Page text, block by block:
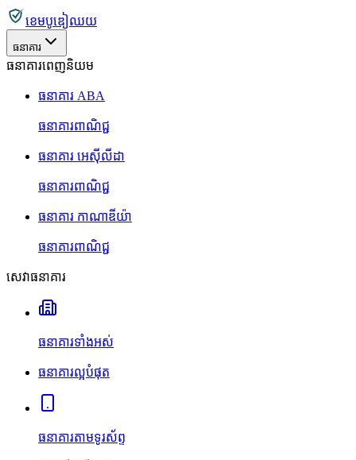
ខេមបូឌៀឈយ
ធនាគារ
ធនាគារពេញនិយម
ធនាគារ ABA
ធនាគារពាណិជ្ជ
ធនាគារ អេស៊ីលីដា
ធនាគារពាណិជ្ជ
ធនាគារ កាណាឌីយ៉ា
ធនាគារពាណិជ្ជ
សេវាធនាគារ
ធនាគារទាំងអស់
ធនាគារល្អបំផុត
ធនាគារតាមទូរស័ព្ទ